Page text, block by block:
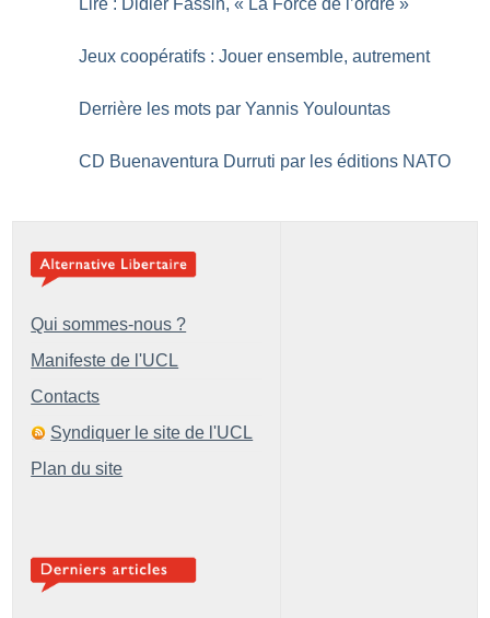
Jeux coopératifs : Jouer ensemble, autrement
Derrière les mots par Yannis Youlountas
CD Buenaventura Durruti par les éditions NATO
Qui sommes-nous ?
Manifeste de l'UCL
Contacts
Syndiquer le site de l'UCL
Plan du site